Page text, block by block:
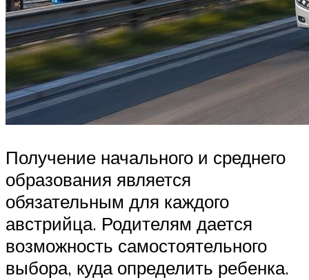
Получение начального и среднего
образования является
обязательным для каждого
австрийца. Родителям дается
возможность самостоятельного
выбора, куда определить ребенка.